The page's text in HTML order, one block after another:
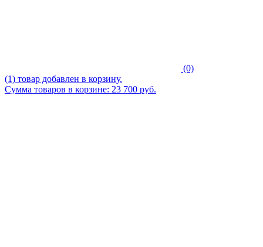
(0)
(1) товар добавлен в корзину.
Сумма товаров в корзине: 23 700 руб.